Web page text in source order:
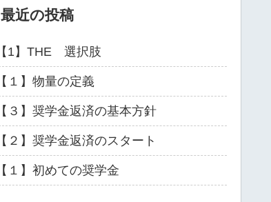
最近の投稿
【1】THE 選択肢
【１】物量の定義
【３】奨学金返済の基本方針
【２】奨学金返済のスタート
【１】初めての奨学金